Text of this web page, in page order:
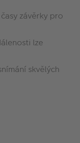
závěrky pro
lze
skvělých